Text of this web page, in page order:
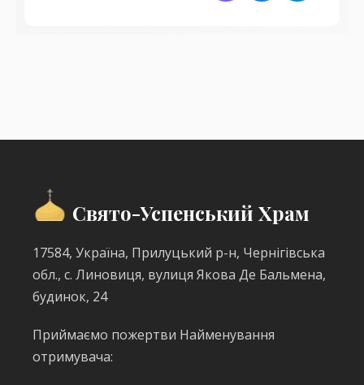
Свято-Успенський Храм
17584, Україна, Прилуцький р-н, Чернігівська
обл., с. Линовиця, вулиця Якова Де Бальмена,
будинок, 24
Приймаємо пожертви Найменування
отримувача: